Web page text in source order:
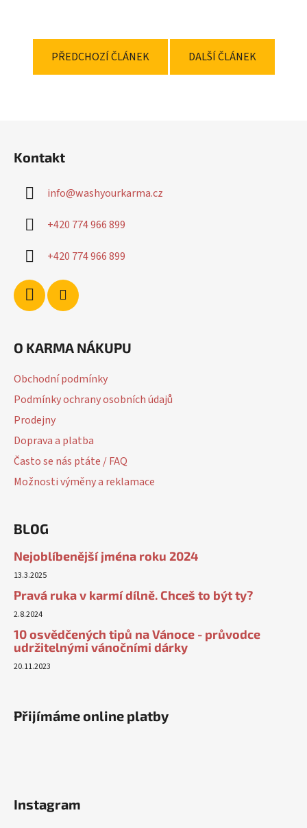
PŘEDCHOZÍ ČLÁNEK DALŠÍ ČLÁNEK
Kontakt
info@washyourkarma.cz
+420 774 966 899
+420 774 966 899
O KARMA NÁKUPU
Obchodní podmínky
Podmínky ochrany osobních údajů
Prodejny
Doprava a platba
Často se nás ptáte / FAQ
Možnosti výměny a reklamace
BLOG
Nejoblíbenější jména roku 2024
13.3.2025
Pravá ruka v karmí dílně. Chceš to být ty?
2.8.2024
10 osvědčených tipů na Vánoce - průvodce
udržitelnými vánočními dárky
20.11.2023
Přijímáme online platby
Instagram